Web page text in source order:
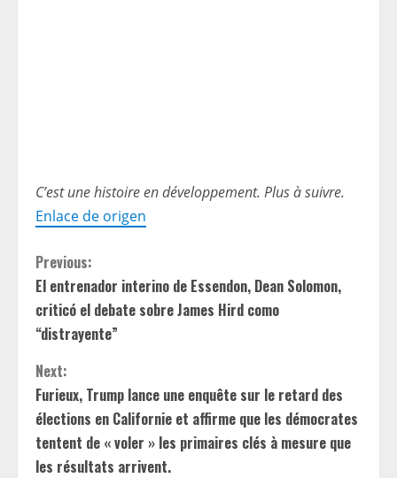
C’est une histoire en développement. Plus à suivre.
Enlace de origen
C
o
n
t
i
n
Previous:
El entrenador interino de Essendon, Dean Solomon,
criticó el debate sobre James Hird como
“distrayente”
Next:
Furieux, Trump lance une enquête sur le retard des
élections en Californie et affirme que les démocrates
tentent de « voler » les primaires clés à mesure que
les résultats arrivent.